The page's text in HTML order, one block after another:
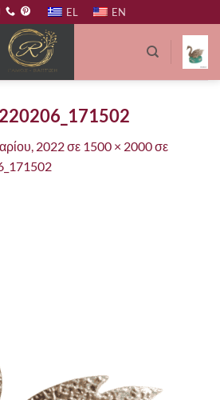
EL EN
2022σε 1500 × 2000σε